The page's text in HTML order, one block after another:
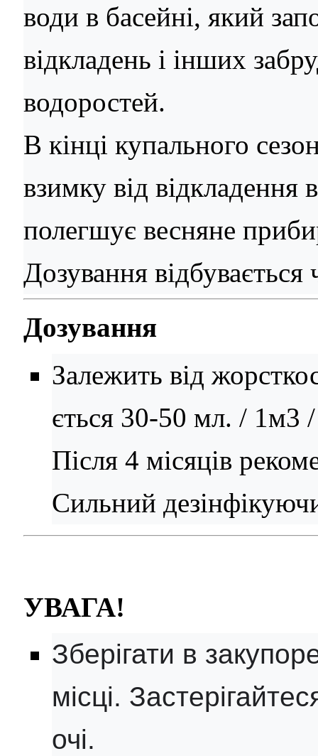
води в басейні, який
відкладень і інших
водоростей.
В кінці купального
взимку від відкладення
полегшує весняне
Дозування
Дозування
Залежить від
ється 30-50 мл. / 1м3
Після 4 місяців
Сильний
УВАГА!
Зберігати в
місці.
очі.